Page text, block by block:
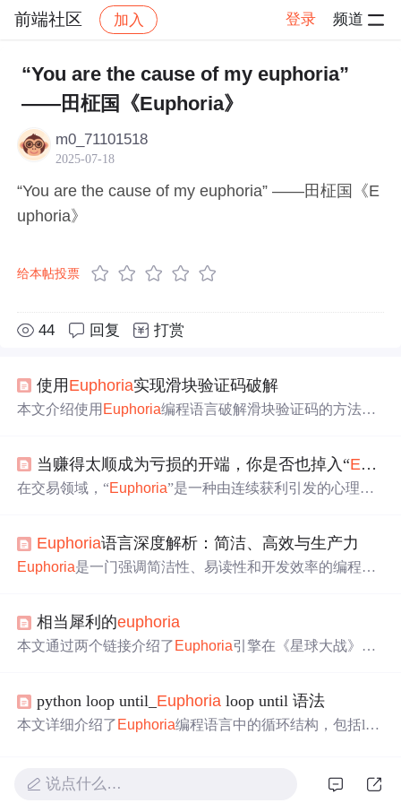
前端社区 加入 登录 频道
社区 前端社区
“You are the cause of my euphoria”
——田柾国《Euphoria》
m0_71101518
2025-07-18
“You are the cause of my euphoria” ——田柾国《E
uphoria》
给本帖投票
44 回复 打赏
使用 Euphoria实现滑块验证码破解
本文介绍使用 Euphoria编程语言破解滑块验证码的方法。
将各步骤整合为完整程序，实现滑块验证码的破解。
当赚得太顺成为亏损的开端，你是否也掉入“Eupho
在交易领域，“Euphoria”是一种由连续获利引发的心理陷
接受不确定性管理，还可通过实战锤炼交易心理。
Euphoria语言深度解析：简洁、高效与生产力
Euphoria是一门强调简洁性、易读性和开发效率的编程语
的应用。Euphoria支持动态类型和解释执行，同时具备将
代码翻译为C的能力，兼顾开发速度与运行性能。适用于
相当犀利的euphoria
本文通过两个链接介绍了 Euphoria引擎在《星球大战》中
python loop until_ Euphoria loop until 语法
本文详细介绍了 Euphoria编程语言中的循环结构，包括loo
说点什么…